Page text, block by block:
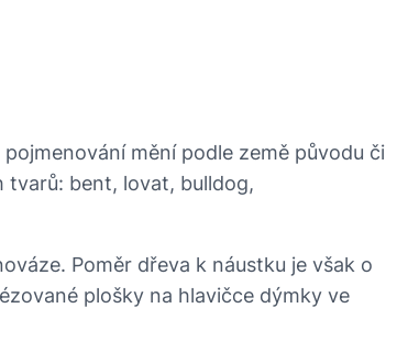
mění podle země původu či
tvarů: bent, lovat, bulldog,
Poměr dřeva k náustku je však o
plošky na hlavičce dýmky ve